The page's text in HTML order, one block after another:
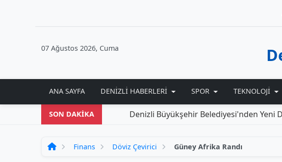
07 Ağustos 2026, Cuma
ANA SAYFA DENIZLI HABERLERI SPOR TEKNOLOJI
SON DAKİKA Denizli Büyükşehir Belediyesi'nden Yeni
Finans Döviz Çevirici Güney Afrika Randı